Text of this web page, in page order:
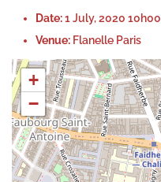
o
n
Date:1 July, 2020 10h00
Venue: Flanelle Paris
+
−